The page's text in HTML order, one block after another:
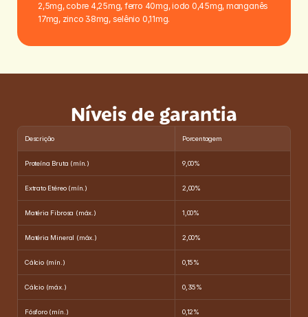
2,5mg, cobre 4,25mg, ferro 40mg, iodo 0,45mg, manganês
17mg, zinco 38mg, selênio 0,11mg.
Níveis de garantia
Descrição Porcentagem
Proteína Bruta (mín.) 9,00%
Extrato Etéreo (mín.) 2,00%
Matéria Fibrosa (máx.) 1,00%
Matéria Mineral (máx.) 2,00%
Cálcio (mín.) 0,15%
Cálcio (máx.) 0,35%
Fósforo (mín.) 0,12%